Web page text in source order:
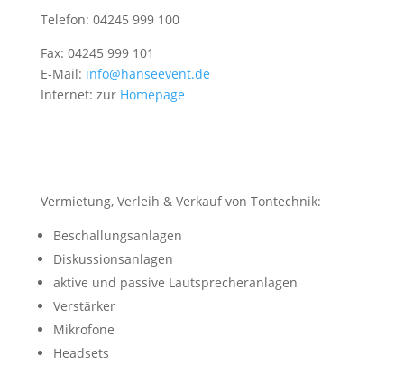
Telefon: 04245 999 100
Fax: 04245 999 101
E-Mail: info@hanseevent.de
Internet: zur Homepage
Vermietung, Verleih & Verkauf von Tontechnik:
Beschallungsanlagen
Diskussionsanlagen
aktive und passive Lautsprecheranlagen
Verstärker
Mikrofone
Headsets